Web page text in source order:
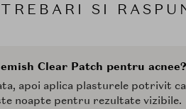
SI
Clear Patch pentru acnee?
apoi aplica plasturele potrivit
noapte pentru rezultate vizibile.